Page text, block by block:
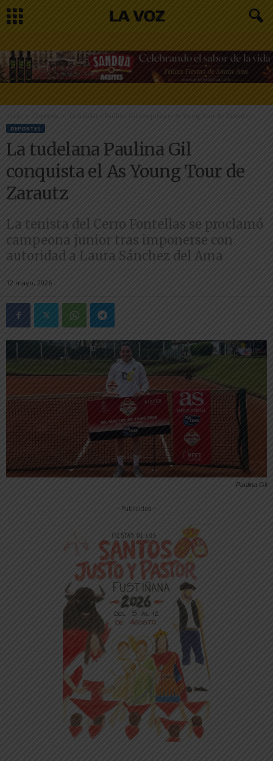
Inicio La tudelana Paulina Gil conquista el As Young Tour de Zarautz
DEPORTES
La tudelana Paulina Gil
conquista el As Young Tour de
Zarautz
La tenista del Cerro Fontellas se proclamó
campeona junior tras imponerse con
autoridad a Laura Sánchez del Ama
12 mayo, 2026
Paulina Gil
-- Publicidad --